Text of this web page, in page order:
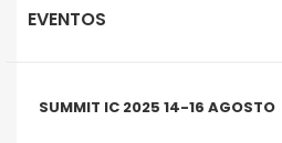
EVENTOS
SUMMIT IC 2025 14-16 AGOSTO